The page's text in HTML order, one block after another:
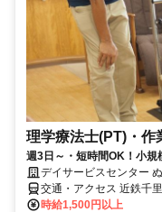
理学療法士(PT)・作
週3日～・短時間OK！小規
デイサービスセンター
交通・アクセス 近鉄千
時給1,500円以上